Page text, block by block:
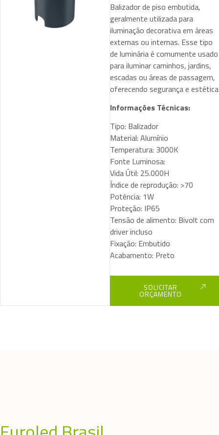
Balizador de piso embutida,
geralmente utilizada para
iluminação decorativa em áreas
externas ou internas. Esse tipo
de luminária é comumente usado
para iluminar caminhos, jardins,
escadas ou áreas de passagem,
oferecendo segurança e estética
Informações Técnicas:
Tipo: Balizador
Material: Alumínio
Temperatura: 3000K
Fonte Luminosa:
Vida Útil: 25.000H
Índice de reprodução: >70
Potência: 1W
Proteção: IP65
Tensão de alimento: Bivolt com
driver incluso
Fixação: Embutido
Acabamento: Preto
SOLICITAR
ORÇAMENTO